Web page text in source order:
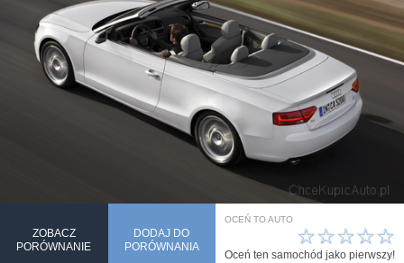
ZOBACZ
PORÓWNANIE
DODAJ DO
PORÓWNANIA
OCEŃ TO AUTO
☆
☆
☆
☆
☆
Oceń ten samochód jako pierwszy!